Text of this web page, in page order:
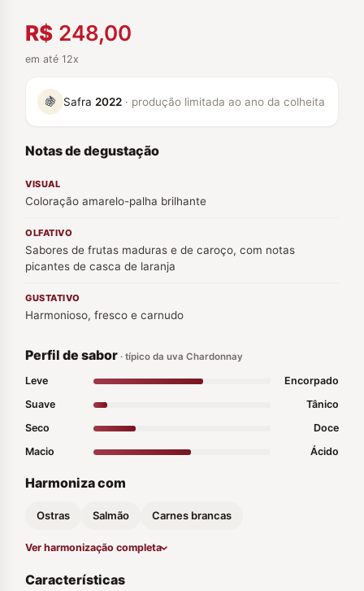
R$ 248,00
em até 12x
🍇 Safra 2022 · produção limitada ao ano da colheita
Notas de degustação
VISUAL
Coloração amarelo-palha brilhante
OLFATIVO
Sabores de frutas maduras e de caroço, com notas
picantes de casca de laranja
GUSTATIVO
Harmonioso, fresco e carnudo
Perfil de sabor · típico da uva Chardonnay
Leve
Encorpado
Suave
Tânico
Seco
Doce
Macio
Ácido
Harmoniza com
Ostras Salmão Carnes brancas
Ver harmonização completa
Características